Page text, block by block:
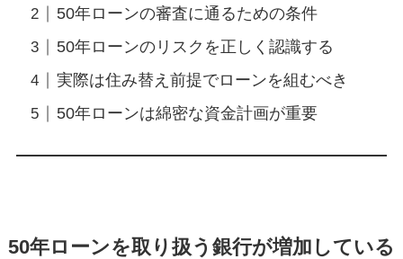
50年ローンの審査に通るための条件
50年ローンのリスクを正しく認識する
実際は住み替え前提でローンを組むべき
50年ローンは綿密な資金計画が重要
50年ローンを取り扱う銀行が増加している